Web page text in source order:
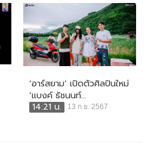
‘อาร์สยาม’ เปิดตัวศิลปินใหม่
‘แบงค์ ธัชนนท์...
14:21 น.
13 ก.ย. 2567